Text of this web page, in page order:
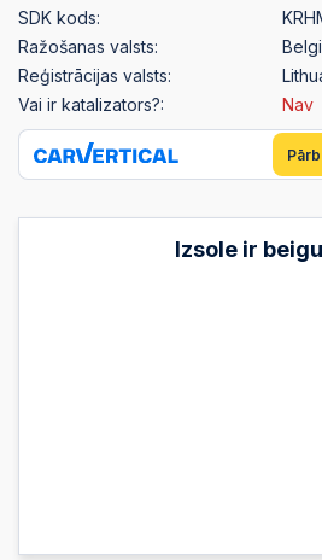
SDK kods:
Ražošanas valsts:
Reģistrācijas valsts:
Vai ir katalizators?:
Nav
Izsole ir